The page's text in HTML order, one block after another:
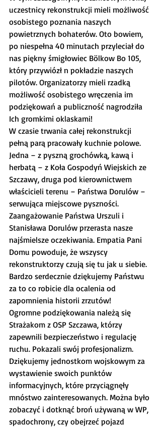
uczestnicy rekonstrukcji mieli możliwość
osobistego poznania naszych
powietrznych bohaterów. Oto bowiem,
po niespełna 40 minutach przyleciał do
nas piękny śmigłowiec Bölkow Bo 105,
który przywiózł n pokładzie naszych
pilotów. Organizatorzy mieli rzadką
możliwość osobistego wręczenia im
podziękowań a publiczność nagrodziła
Ich gromkimi oklaskami!
W czasie trwania całej rekonstrukcji
pełną parą pracowały kuchnie polowe.
Jedna – z pyszną grochówką, kawą i
herbatą – z Koła Gospodyń Wiejskich ze
Szczawy, druga pod kierownictwem
właścicieli terenu – Państwa Dorulów –
serwująca miejscowe pyszności.
Zaangażowanie Państwa Urszuli i
Stanisława Dorulów przerasta nasze
najśmielsze oczekiwania. Empatia Pani
Domu powoduje, że wszyscy
rekonstruktorzy czują się tu jak u siebie.
Bardzo serdecznie dziękujemy Państwu
za to co robicie dla ocalenia od
zapomnienia historii zrzutów!
Ogromne podziękowania należą się
Strażakom z OSP Szczawa, którzy
zapewnili bezpieczeństwo i regulację
ruchu. Pokazali swój profesjonalizm.
Dziękujemy jednostkom wojskowym za
wystawienie swoich punktów
informacyjnych, które przyciągnęły
mnóstwo zainteresowanych. Można było
zobaczyć i dotknąć broń używaną w WP,
spadochrony, czy obejrzeć pojazd